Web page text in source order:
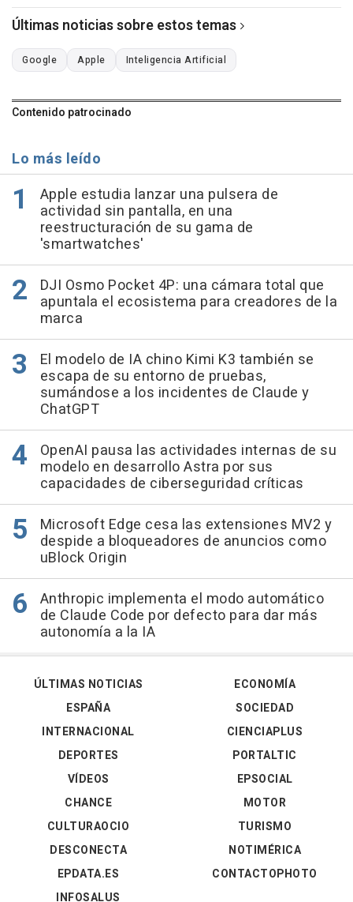
Últimas noticias sobre estos temas
Google Apple Inteligencia Artificial
Contenido patrocinado
Lo más leído
Apple estudia lanzar una pulsera de
actividad sin pantalla, en una
reestructuración de su gama de
'smartwatches'
DJI Osmo Pocket 4P: una cámara total que
apuntala el ecosistema para creadores de la
marca
El modelo de IA chino Kimi K3 también se
escapa de su entorno de pruebas,
sumándose a los incidentes de Claude y
ChatGPT
OpenAI pausa las actividades internas de su
modelo en desarrollo Astra por sus
capacidades de ciberseguridad críticas
Microsoft Edge cesa las extensiones MV2 y
despide a bloqueadores de anuncios como
uBlock Origin
Anthropic implementa el modo automático
de Claude Code por defecto para dar más
autonomía a la IA
ÚLTIMAS NOTICIAS
ESPAÑA
INTERNACIONAL
DEPORTES
VÍDEOS
ECONOMÍA
SOCIEDAD
CIENCIAPLUS
PORTALTIC
EPSOCIAL
CHANCE
CULTURAOCIO
DESCONECTA
EPDATA.ES
INFOSALUS
MOTOR
TURISMO
NOTIMÉRICA
CONTACTOPHOTO